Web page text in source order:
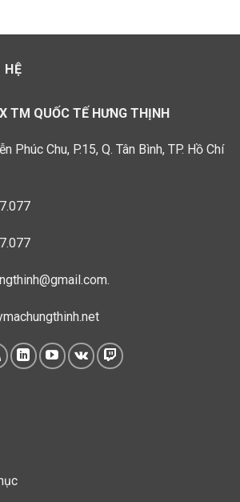
HỆ
TM QUỐC TẾ HƯNG THỊNH
Phúc Chu, P.15, Q. Tân Bình, TP. Hồ Chí